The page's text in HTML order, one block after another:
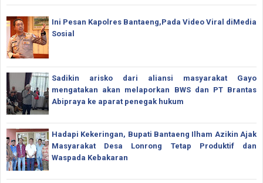
Ini Pesan Kapolres Bantaeng,Pada Video Viral diMedia
Sosial
Sadikin arisko dari aliansi masyarakat Gayo
mengatakan akan melaporkan BWS dan PT Brantas
Abipraya ke aparat penegak hukum
Hadapi Kekeringan, Bupati Bantaeng Ilham Azikin Ajak
Masyarakat Desa Lonrong Tetap Produktif dan
Waspada Kebakaran